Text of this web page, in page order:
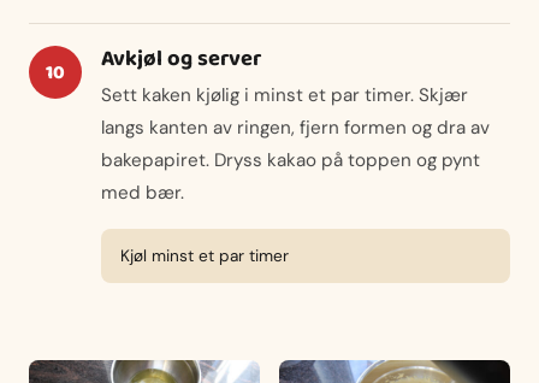
Avkjøl og server
Sett kaken kjølig i minst et par timer. Skjær
langs kanten av ringen, fjern formen og dra av
bakepapiret. Dryss kakao på toppen og pynt
med bær.
Kjøl minst et par timer